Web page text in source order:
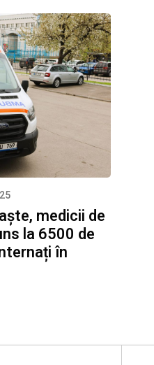
medicii de
la 6500 de
în